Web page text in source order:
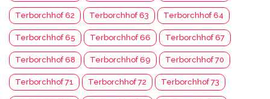
Terborchhof 62 Terborchhof 63 Terborchhof 64
Terborchhof 65 Terborchhof 66 Terborchhof 67
Terborchhof 68 Terborchhof 69 Terborchhof 70
Terborchhof 71 Terborchhof 72 Terborchhof 73